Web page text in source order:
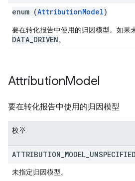
enum (AttributionModel)
要在转化报告中使用的归因模型。如果
DATA_DRIVEN。
AttributionModel
要在转化报告中使用的归因模型
枚举
ATTRIBUTION MODEL UNSPECIFIED
未指定归因模型。